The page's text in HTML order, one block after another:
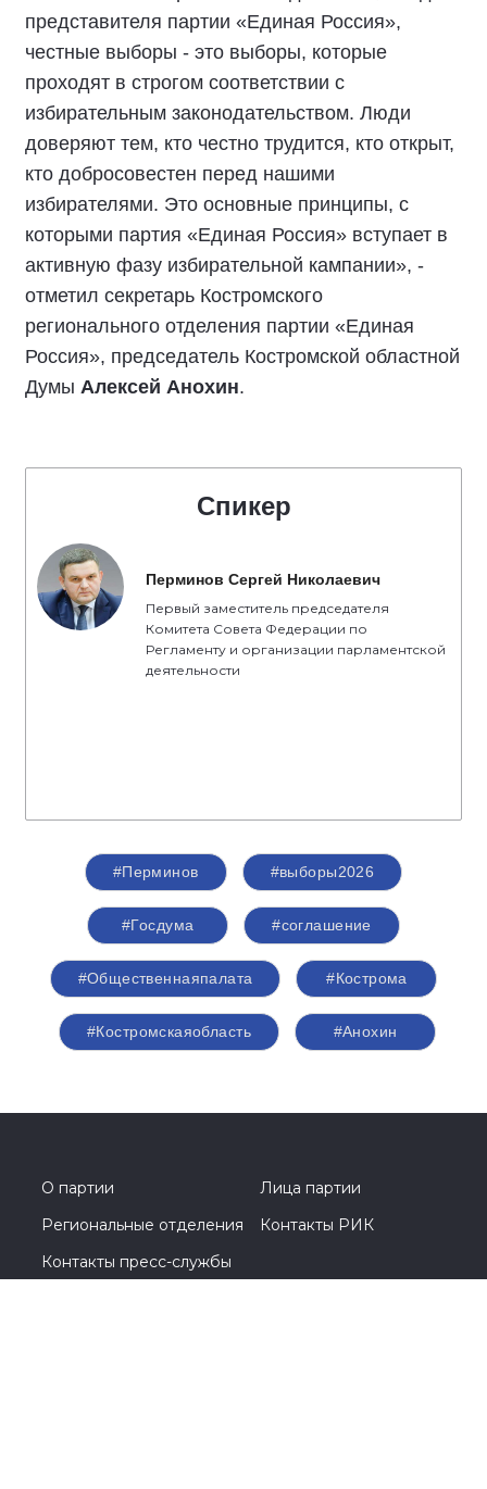
«Подписали соглашение с представителями
политических партий. Лично для меня, как для
представителя партии «Единая Россия»,
честные выборы - это выборы, которые
доверяют тем, кто честно трудится, кто открыт,
кто добросовестен перед нашими
которыми партия «Единая Россия» вступает в
активную фазу избирательной кампании», -
отметил секретарь Костромского
регионального отделения партии «Единая
Россия», председатель Костромской областной
Перминов Сергей Николаевич
Первый заместитель председателя
Комитета Совета Федерации по
Регламенту и организации парламентской
деятельности
#Перминов #выборы2026